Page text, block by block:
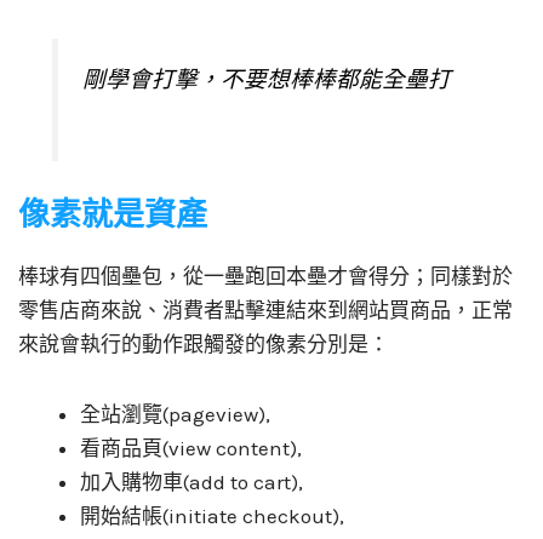
剛學會打擊，不要想棒棒都能全壘打
像素就是資產
棒球有四個壘包，從一壘跑回本壘才會得分；同樣對於
零售店商來說、消費者點擊連結來到網站買商品，正常
來說會執行的動作跟觸發的像素分別是：
全站瀏覽(pageview),
看商品頁(view content),
加入購物車(add to cart),
開始結帳(initiate checkout),